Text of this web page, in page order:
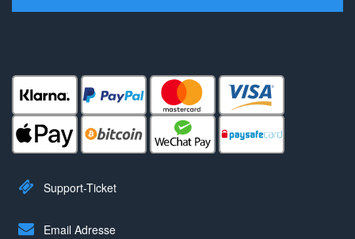
Support-Ticket
Email Adresse